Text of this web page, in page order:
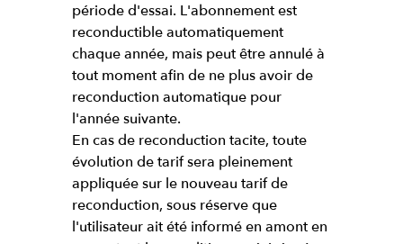
période d'essai. L'abonnement est
reconductible automatiquement
chaque année, mais peut être annulé à
tout moment afin de ne plus avoir de
reconduction automatique pour
l'année suivante.
En cas de reconduction tacite, toute
évolution de tarif sera pleinement
appliquée sur le nouveau tarif de
reconduction, sous réserve que
l'utilisateur ait été informé en amont en